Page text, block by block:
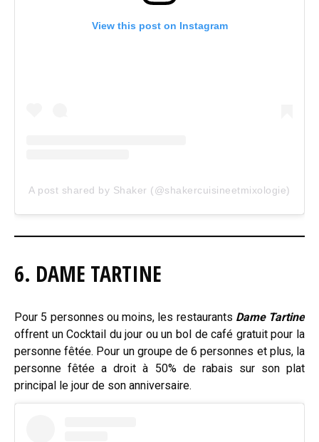
View this post on Instagram
A post shared by Shaker (@shakercuisineetmixologie)
6. DAME TARTINE
Pour 5 personnes ou moins, les restaurants Dame Tartine
offrent un Cocktail du jour ou un bol de café gratuit pour la
personne fêtée. Pour un groupe de 6 personnes et plus, la
personne fêtée a droit à 50% de rabais sur son plat
principal le jour de son anniversaire.